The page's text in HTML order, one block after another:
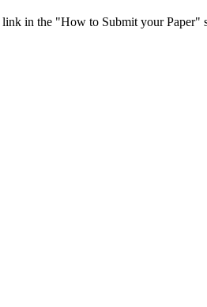
in the "How to Submit your Paper"